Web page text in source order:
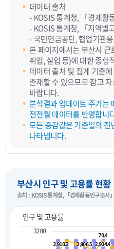
데이터 출처
- KOSIS 통계청, 「경제활
- KOSIS 통계청, 「지역별
- 국민연금공단, 협업기관
본 페이지에서는 부산시
취업, 실업 등)에 대한 종합
데이터 출처 및 집계 기준
존재할 수 있으므로 참고
바랍니다.
분석결과 업데이트 주기는
전전월 데이터를 반영합니
모든 증감값은 기준일의
나타냅니다.
부산시 인구 및 고용률 현황
출처 : KOSIS 통계청,「경제활동인구조사」
인구 및 고용률
2,910.3
2,910.3 2,906.5
2,906.5 2,904.4
2,904.4
70.4
70.4
3200